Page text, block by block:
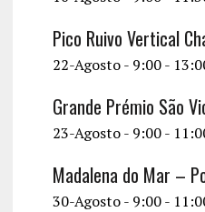
Pico Ruivo Vertical
22-Agosto - 9:00-
Grande Prémio São
23-Agosto - 9:00-
Madalena do Mar –
30-Agosto - 9:00-